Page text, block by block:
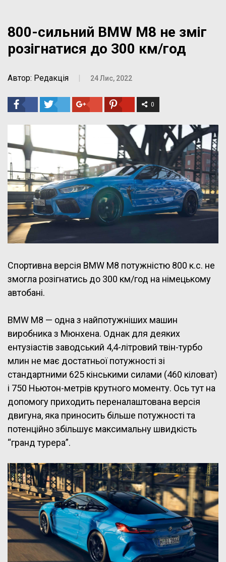
800-сильний BMW M8 не зміг
розігнатися до 300 км/год
Автор: Редакція | 24 Лис, 2022
0
Спортивна версія BMW M8 потужністю 800 к.с. не
змогла розігнатись до 300 км/год на німецькому
автобані.
BMW M8 — одна з найпотужніших машин
виробника з Мюнхена. Однак для деяких
ентузіастів заводський 4,4-літровий твін-турбо
млин не має достатньої потужності зі
стандартними 625 кінськими силами (460 кіловат)
і 750 Ньютон-метрів крутного моменту. Ось тут на
допомогу приходить переналаштована версія
двигуна, яка приносить більше потужності та
потенційно збільшує максимальну швидкість
“гранд турера”.